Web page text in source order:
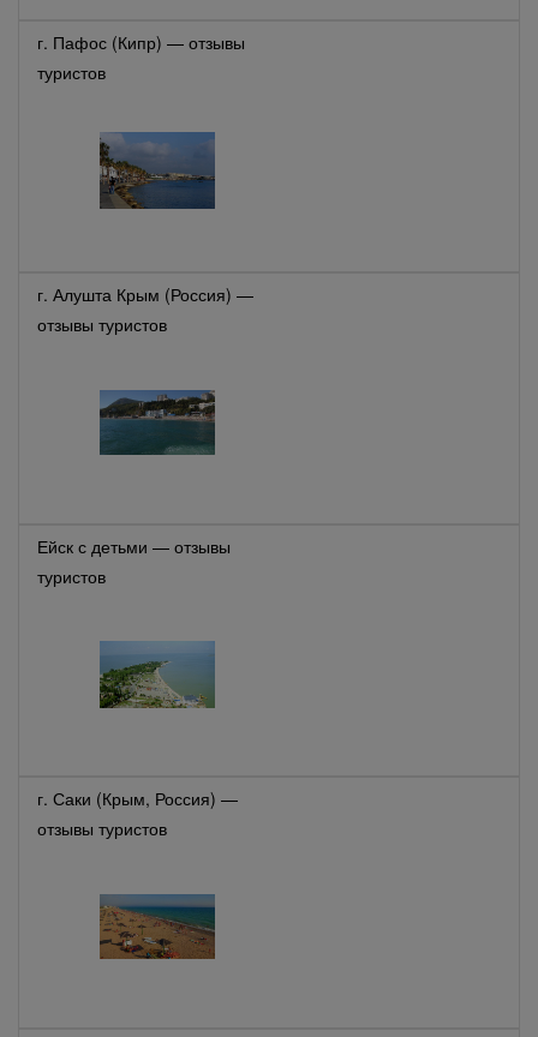
г. Пафос (Кипр) — отзывы
туристов
г. Алушта Крым (Россия) —
отзывы туристов
Ейск с детьми — отзывы
туристов
г. Саки (Крым, Россия) —
отзывы туристов